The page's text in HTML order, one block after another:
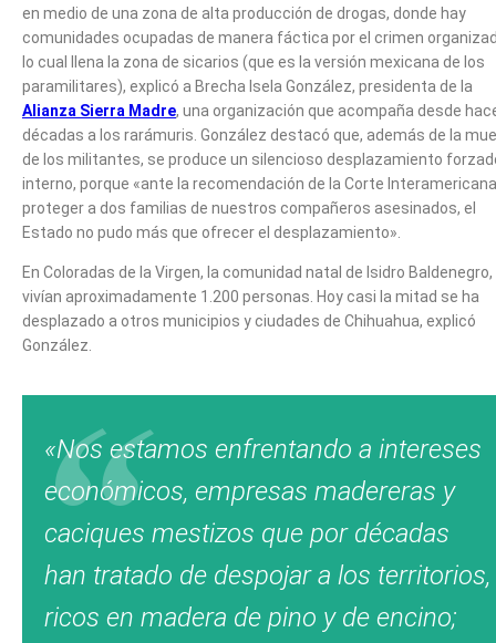
en medio de una zona de alta producción de drogas, donde hay
comunidades ocupadas de manera fáctica por el crimen
lo cual llena la zona de sicarios (que es la versión mexicana de los
paramilitares), explicó a Brecha Isela González, presidenta de la
Alianza Sierra Madre, una organización que acompaña desde
décadas a los rarámuris. González destacó que, además de la
de los militantes, se produce un silencioso desplazamiento
interno, porque «ante la recomendación de la Corte
proteger a dos familias de nuestros compañeros asesinados, el
Estado no pudo más que ofrecer el desplazamiento».
En Coloradas de la Virgen, la comunidad natal de Isidro Baldenegro,
vivían aproximadamente 1.200 personas. Hoy casi la mitad se ha
desplazado a otros municipios y ciudades de Chihuahua, explicó
González.
«Nos estamos enfrentando a intereses
económicos, empresas madereras y
caciques mestizos que por décadas
han tratado de despojar a los territorios,
ricos en madera de pino y de encino;